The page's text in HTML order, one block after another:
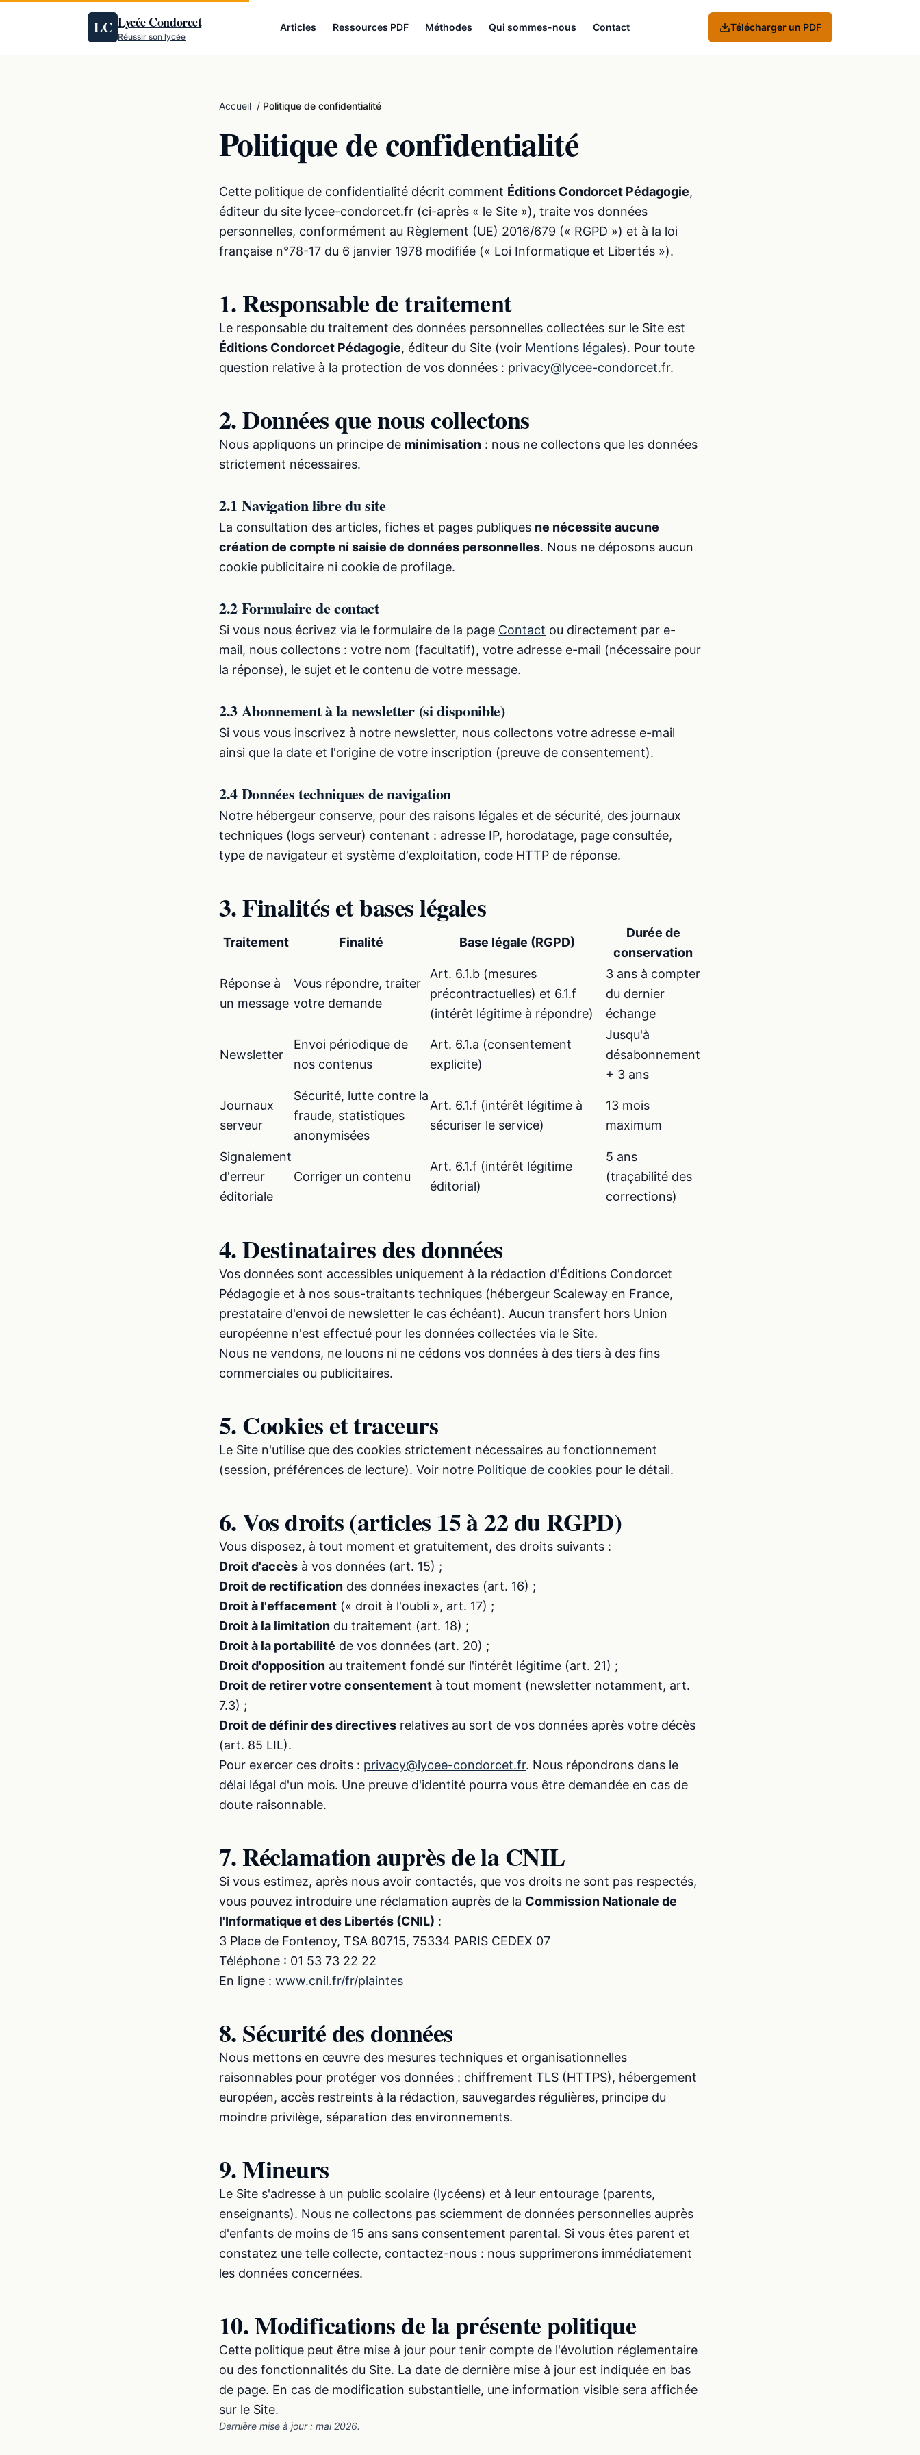
LC Lycée Condorcet
Réussir son lycée
Articles Ressources PDF Méthodes Qui sommes-nous Contact Télécharger un PDF
Accueil / Politique de confidentialité
Politique de confidentialité
Cette politique de confidentialité décrit comment Éditions Condorcet Pédagogie,
éditeur du site lycee-condorcet.fr (ci-après « le Site »), traite vos données
personnelles, conformément au Règlement (UE) 2016/679 (« RGPD ») et à la loi
française n°78-17 du 6 janvier 1978 modifiée (« Loi Informatique et Libertés »).
1. Responsable de traitement
Le responsable du traitement des données personnelles collectées sur le Site est
Éditions Condorcet Pédagogie, éditeur du Site (voir Mentions légales). Pour toute
question relative à la protection de vos données : privacy@lycee-condorcet.fr.
2. Données que nous collectons
Nous appliquons un principe de minimisation : nous ne collectons que les données
strictement nécessaires.
2.1 Navigation libre du site
La consultation des articles, fiches et pages publiques ne nécessite aucune
création de compte ni saisie de données personnelles. Nous ne déposons aucun
cookie publicitaire ni cookie de profilage.
2.2 Formulaire de contact
Si vous nous écrivez via le formulaire de la page Contact ou directement par e-
mail, nous collectons : votre nom (facultatif), votre adresse e-mail (nécessaire pour
la réponse), le sujet et le contenu de votre message.
2.3 Abonnement à la newsletter (si disponible)
Si vous vous inscrivez à notre newsletter, nous collectons votre adresse e-mail
ainsi que la date et l'origine de votre inscription (preuve de consentement).
2.4 Données techniques de navigation
Notre hébergeur conserve, pour des raisons légales et de sécurité, des journaux
techniques (logs serveur) contenant : adresse IP, horodatage, page consultée,
type de navigateur et système d'exploitation, code HTTP de réponse.
3. Finalités et bases légales
Traitement Finalité Base légale (RGPD)
Durée de
conservation
Réponse à
un message
Vous répondre, traiter
votre demande
Art. 6.1.b (mesures
précontractuelles) et 6.1.f
(intérêt légitime à répondre)
3 ans à compter
du dernier
échange
Newsletter
Envoi périodique de
nos contenus
Art. 6.1.a (consentement
explicite)
Jusqu'à
désabonnement
+ 3 ans
Journaux
serveur
Sécurité, lutte contre la
fraude, statistiques
anonymisées
Art. 6.1.f (intérêt légitime à
sécuriser le service)
13 mois
maximum
Signalement
d'erreur
éditoriale
Corriger un contenu
Art. 6.1.f (intérêt légitime
éditorial)
5 ans
(traçabilité des
corrections)
4. Destinataires des données
Vos données sont accessibles uniquement à la rédaction d'Éditions Condorcet
Pédagogie et à nos sous-traitants techniques (hébergeur Scaleway en France,
prestataire d'envoi de newsletter le cas échéant). Aucun transfert hors Union
européenne n'est effectué pour les données collectées via le Site.
Nous ne vendons, ne louons ni ne cédons vos données à des tiers à des fins
commerciales ou publicitaires.
5. Cookies et traceurs
Le Site n'utilise que des cookies strictement nécessaires au fonctionnement
(session, préférences de lecture). Voir notre Politique de cookies pour le détail.
6. Vos droits (articles 15 à 22 du RGPD)
Vous disposez, à tout moment et gratuitement, des droits suivants :
Droit d'accès à vos données (art. 15) ;
Droit de rectification des données inexactes (art. 16) ;
Droit à l'effacement (« droit à l'oubli », art. 17) ;
Droit à la limitation du traitement (art. 18) ;
Droit à la portabilité de vos données (art. 20) ;
Droit d'opposition au traitement fondé sur l'intérêt légitime (art. 21) ;
Droit de retirer votre consentement à tout moment (newsletter notamment, art.
7.3) ;
Droit de définir des directives relatives au sort de vos données après votre décès
(art. 85 LIL).
Pour exercer ces droits : privacy@lycee-condorcet.fr. Nous répondrons dans le
délai légal d'un mois. Une preuve d'identité pourra vous être demandée en cas de
doute raisonnable.
7. Réclamation auprès de la CNIL
Si vous estimez, après nous avoir contactés, que vos droits ne sont pas respectés,
vous pouvez introduire une réclamation auprès de la Commission Nationale de
l'Informatique et des Libertés (CNIL) :
3 Place de Fontenoy, TSA 80715, 75334 PARIS CEDEX 07
Téléphone : 01 53 73 22 22
En ligne : www.cnil.fr/fr/plaintes
8. Sécurité des données
Nous mettons en œuvre des mesures techniques et organisationnelles
raisonnables pour protéger vos données : chiffrement TLS (HTTPS), hébergement
européen, accès restreints à la rédaction, sauvegardes régulières, principe du
moindre privilège, séparation des environnements.
9. Mineurs
Le Site s'adresse à un public scolaire (lycéens) et à leur entourage (parents,
enseignants). Nous ne collectons pas sciemment de données personnelles auprès
d'enfants de moins de 15 ans sans consentement parental. Si vous êtes parent et
constatez une telle collecte, contactez-nous : nous supprimerons immédiatement
les données concernées.
10. Modifications de la présente politique
Cette politique peut être mise à jour pour tenir compte de l'évolution réglementaire
ou des fonctionnalités du Site. La date de dernière mise à jour est indiquée en bas
de page. En cas de modification substantielle, une information visible sera affichée
sur le Site.
Dernière mise à jour : mai 2026.